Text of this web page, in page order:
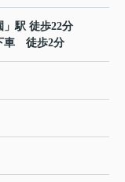
」駅 徒歩22分
車 徒歩2分